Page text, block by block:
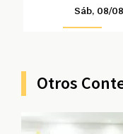
Sáb, 08/
Otros